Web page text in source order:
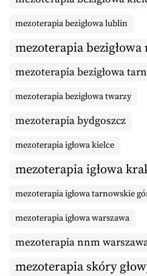
mezoterapia bezigłowa lublin
mezoterapia bezigłowa
mezoterapia bezigłowa
mezoterapia bezigłowa twarzy
mezoterapia bydgoszcz
mezoterapia igłowa kielce
mezoterapia igłowa
mezoterapia igłowa tarnowskie
mezoterapia igłowa warszawa
mezoterapia nnm
mezoterapia skóry